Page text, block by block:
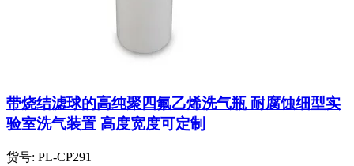
带烧结滤球的高纯聚四氟乙烯洗气瓶 耐腐蚀细型实
验室洗气装置 高度宽度可定制
货号: PL-CP291